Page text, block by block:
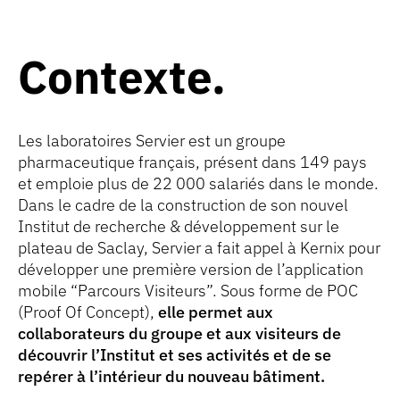
Contexte
Les laboratoires Servier est un groupe
pharmaceutique français, présent dans 149 pays
et emploie plus de 22 000 salariés dans le monde.
Dans le cadre de la construction de son nouvel
Institut de recherche & développement sur le
plateau de Saclay, Servier a fait appel à Kernix pour
développer une première version de l’application
mobile “Parcours Visiteurs”. Sous forme de POC
(Proof Of Concept), elle permet aux
collaborateurs du groupe et aux visiteurs de
découvrir l’Institut et ses activités et de se
repérer à l’intérieur du nouveau bâtiment.